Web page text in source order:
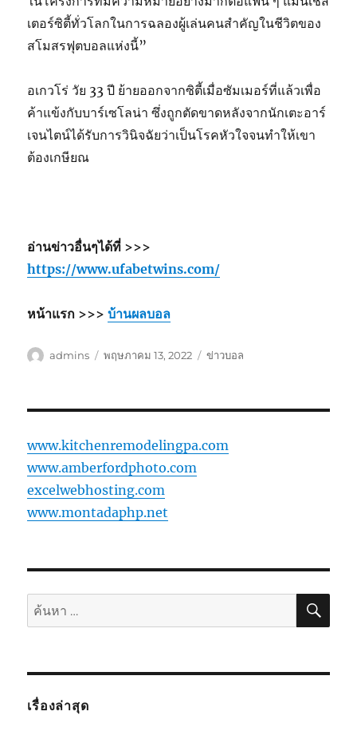
เตอร์ซิตี้ทั่วโลกในการฉลองผู้เล่นคนสำคัญในชีวิตของ
สโมสรฟุตบอลแห่งนี้”
อเกวโร่ วัย 33 ปี ย้ายออกจากซิตี้เมื่อซัมเมอร์ที่แล้วเพื่อ
ค้าแข้งกับบาร์เซโลน่า ซึ่งถูกตัดขาดหลังจากนักเตะอาร์
เจนไตน์ได้รับการวินิจฉัยว่าเป็นโรคหัวใจจนทำให้เขา
ต้องเกษียณ
อ่านข่าวอื่นๆได้ที่ >>>
https://www.ufabetwins.com/
หน้าแรก >>>บ้านผลบอล
ผู้
admins
เขียน
พฤษภาคม 13, 2022
หมวด
ข่าวบอล
www.kitchenremodelingpa.com
www.amberfordphoto.com
excelwebhosting.com
www.montadaphp.net
ค้นหา: ค้น
เรื่องล่าสุด